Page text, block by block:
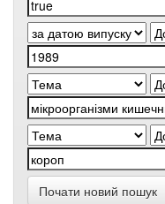
Почати новий пошук